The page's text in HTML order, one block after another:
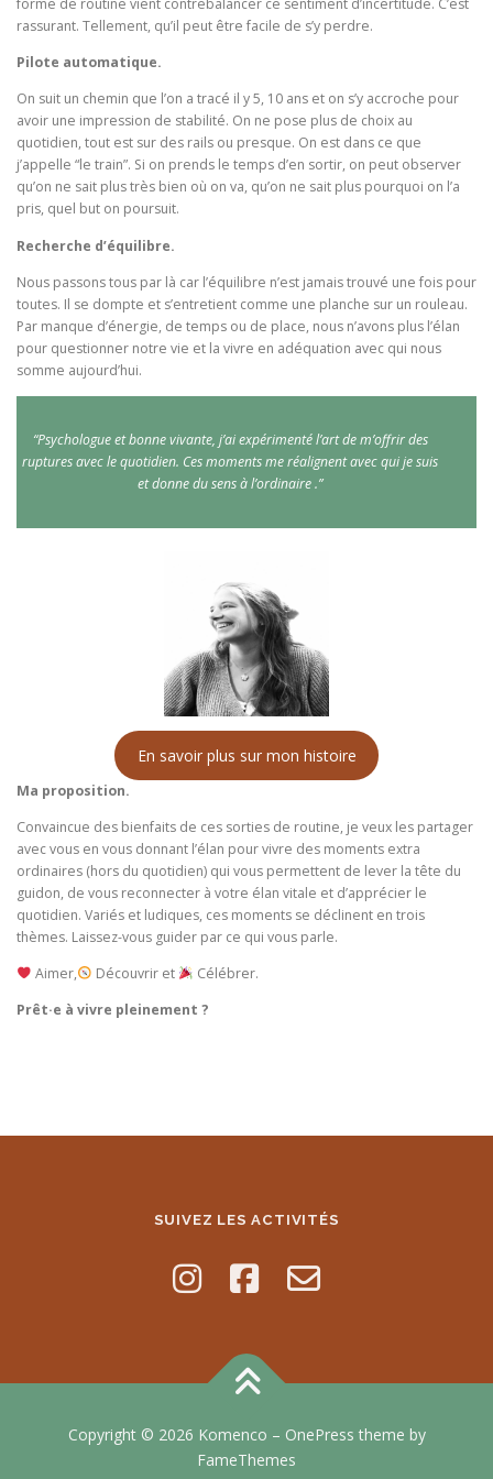
forme de routine vient contrebalancer ce sentiment d’incertitude. C’est
rassurant. Tellement, qu’il peut être facile de s’y perdre.
Pilote automatique.
On suit un chemin que l’on a tracé il y 5, 10 ans et on s’y accroche pour
avoir une impression de stabilité. On ne pose plus de choix au
quotidien, tout est sur des rails ou presque. On est dans ce que
j’appelle “le train”. Si on prends le temps d’en sortir, on peut observer
qu’on ne sait plus très bien où on va, qu’on ne sait plus pourquoi on l’a
pris, quel but on poursuit.
Recherche d’équilibre.
Nous passons tous par là car l’équilibre n’est jamais trouvé une fois pour
toutes. Il se dompte et s’entretient comme une planche sur un rouleau.
Par manque d’énergie, de temps ou de place, nous n’avons plus l’élan
pour questionner notre vie et la vivre en adéquation avec qui nous
somme aujourd’hui.
“Psychologue et bonne vivante, j’ai expérimenté l’art de m’offrir des
ruptures avec le quotidien. Ces moments me réalignent avec qui je suis
et donne du sens à l’ordinaire .”
En savoir plus sur mon histoire
Ma proposition.
Convaincue des bienfaits de ces sorties de routine, je veux les partager
avec vous en vous donnant l’élan pour vivre des moments extra
ordinaires (hors du quotidien) qui vous permettent de lever la tête du
guidon, de vous reconnecter à votre élan vitale et d’apprécier le
quotidien. Variés et ludiques, ces moments se déclinent en trois
thèmes. Laissez-vous guider par ce qui vous parle.
Aimer,
Découvrir et
Célébrer.
Prêt·e à vivre pleinement ?
SUIVEZ LES ACTIVITÉS
Copyright © 2026 Komenco – OnePress theme by
FameThemes